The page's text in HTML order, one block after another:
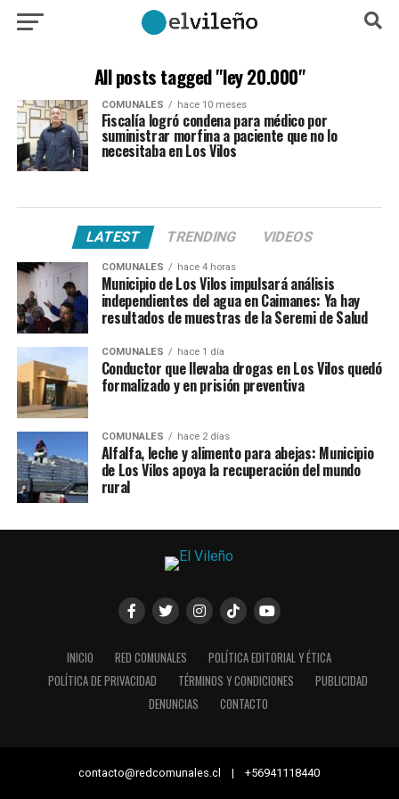
All posts tagged "ley 20.000"
COMUNALES hace 10 meses
Fiscalía logró condena para médico por
suministrar morfina a paciente que no lo
necesitaba en Los Vilos
LATEST TRENDING VIDEOS
COMUNALES hace 4 horas
Municipio de Los Vilos impulsará análisis
independientes del agua en Caimanes: Ya hay
resultados de muestras de la Seremi de Salud
COMUNALES hace 1 día
Conductor que llevaba drogas en Los Vilos quedó
formalizado y en prisión preventiva
COMUNALES hace 2 días
Alfalfa, leche y alimento para abejas: Municipio
de Los Vilos apoya la recuperación del mundo
rural
INICIO RED COMUNALES
POLÍTICA EDITORIAL Y ÉTICA
POLÍTICA DE PRIVACIDAD
TÉRMINOS Y CONDICIONES
PUBLICIDAD
DENUNCIAS
CONTACTO
contacto@redcomunales.cl | +56941118440